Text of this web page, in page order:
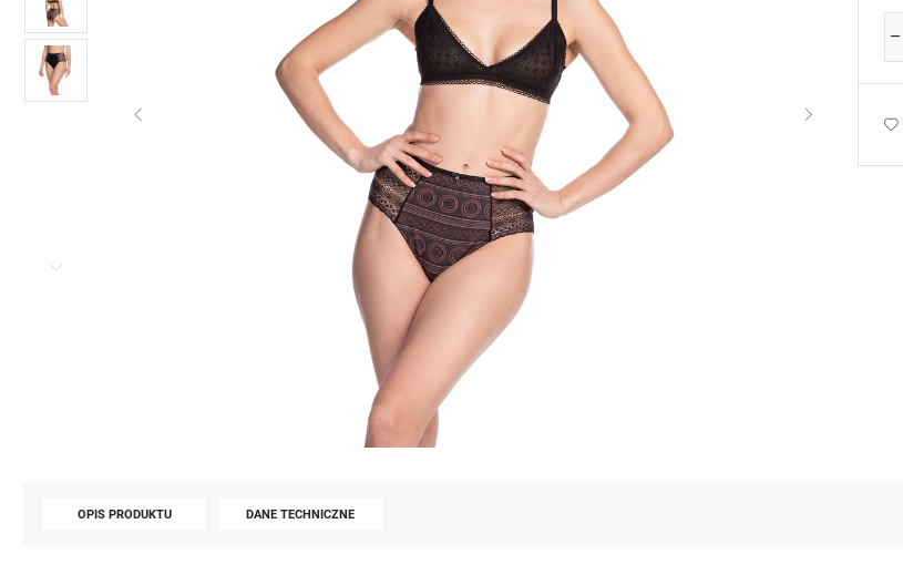
OPIS PRODUKTU DANE TECHNICZNE